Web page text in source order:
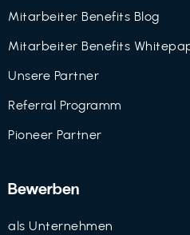
Mitarbeiter Benefits Blog
Mitarbeiter Benefits
Unsere Partner
Referral Programm
Pioneer Partner
Bewerben
als Unternehmen